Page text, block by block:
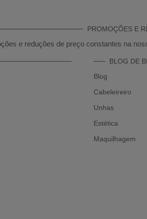
PROMOÇÕES E
e reduções de preço constantes na
BLOG DE
Blog
Cabeleireiro
Unhas
Estética
Maquilhagem